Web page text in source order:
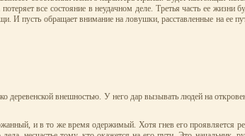
все состояние в неудачном деле. Третья часть ее жизни
И пусть обращает внимание на ловушки, расставленные на ее
внешностью. У него дар вызывать людей на
и в то же время одержимый. Хотя гнев его проявляется